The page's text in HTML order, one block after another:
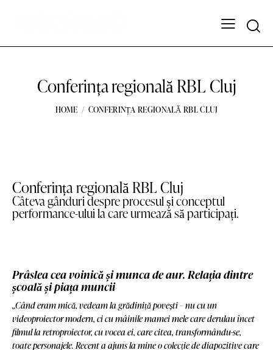
Conferința regională RBL Cluj
HOME CONFERINȚA REGIONALĂ RBL CLUJ
Conferința regională RBL Cluj
Câteva gânduri despre procesul și conceptul
performance-ului la care urmează să participați.
Prâslea cea voinică și munca de aur. Relația dintre
școală și piața muncii
„Când eram mică, vedeam la grădiniță povești – nu cu un
videoproiector modern, ci cu mâinile mamei mele care derulau încet
filmul la retroproiector, cu vocea ei, care citea, transformându-se,
toate personajele. Recent a ajuns la mine o colecție de diapozitive care